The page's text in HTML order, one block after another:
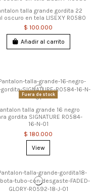
talla grande gordita 22
oscuro en tela LISEXY R0580
$ 100.000
Añadir al carrito
Fuera de stock
talla grande 16 negro
gordita SIGNATURE R0584-
16-N-01
$ 180.000
View